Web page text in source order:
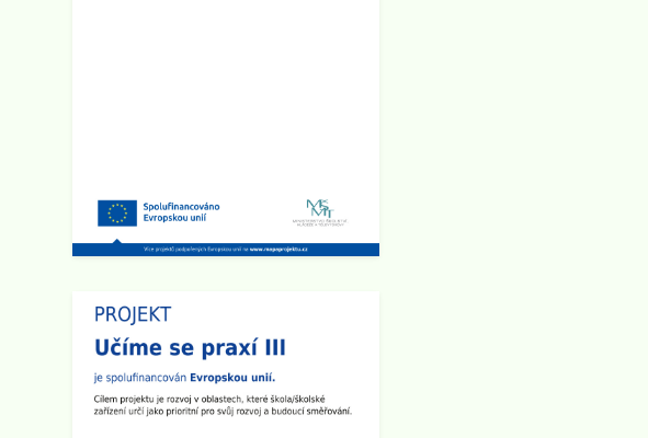
Zveřejněno: 2.5.2025
Schůzka pro rodiče budoucích
prvňáčků
úterý 3.6. 2025 v 15:30 hod v
učebně 2.B na 1. stupni školy.
Zveřejněno: 14.4.2025